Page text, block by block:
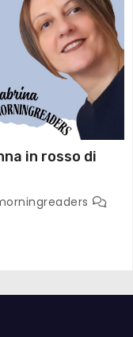
in rosso di